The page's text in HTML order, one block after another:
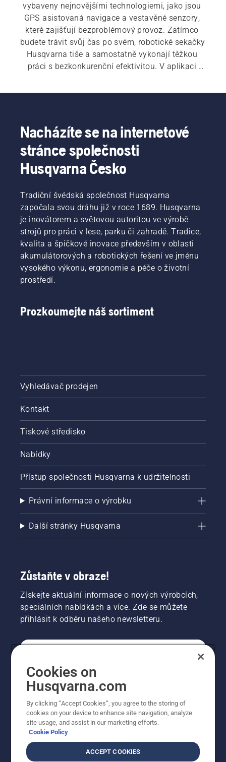
vybaveny nejnovějšími technologiemi, jako jsou
GPS asistovaná navigace a vestavěné senzory,
které zajišťují bezproblémový provoz. Zatímco
budete trávit svůj čas po svém, robotické sekačky
Husqvarna tiše a samostatně vykonají těžkou
práci s bezkonkurenční efektivitou. V aplikaci
zajistit, aby váš trávník zůstal zdravý
a udržovaný. Projděte si náš rozsáhlý sortiment
výrobků – vždy v něm najdete robotickou
sekačku Husqvarna, která bude vyhovovat
vašemu konkrétnímu trávníku a potřebám.
Nacházíte se na internetové
stránce společnosti
Husqvarna Česko
Tradiční švédská společnost Husqvarna
započala svou dráhu již v roce 1689. Husqvarna
je inovátorem a světovou autoritou ve výrobě
strojů pro práci v lese, parku či zahradě. Tradice,
kvalita a špičkové inovace především v oblasti
akumulátorových a robotických řešení ve jménu
vysokého výkonu, ergonomie a péče o životní
prostředí.
Prozkoumejte náš sortiment
Vyhledávač prodejen
Kontakt
Tiskové středisko
Nabídky
Přístup společnosti Husqvarna k udržitelnosti
Právní informace o výrobku
Další stránky Husqvarna
Zůstaňte v obraze!
Získejte aktuální informace o nových výrobcích,
speciálních nabídkách a více. Zde se můžete
přihlásit k odběru našeho newsletteru.
PROFESIONÁLNÍ
Cookies on
Husqvarna.com
By clicking “Accept Cookies”, you agree to the storing of
cookies on your device to enhance site navigation, analyze
site usage, and assist in our marketing efforts.
Cookie Policy
ACCEPT COOKIES